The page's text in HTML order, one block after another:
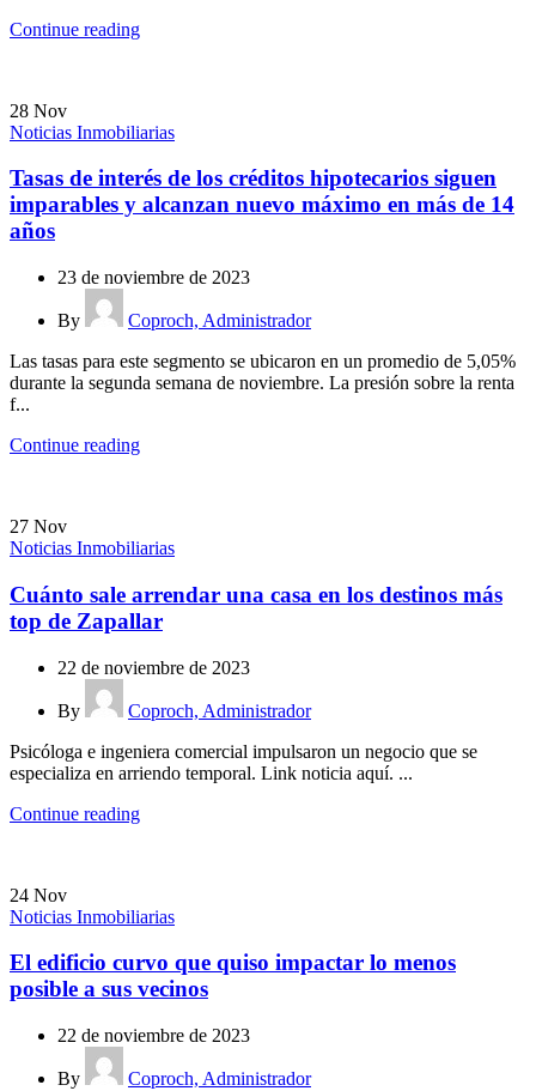
Continue reading
28 Nov
Noticias Inmobiliarias
Tasas de interés de los créditos hipotecarios siguen
imparables y alcanzan nuevo máximo en más de 14
años
23 de noviembre de 2023
By
Coproch, Administrador
Las tasas para este segmento se ubicaron en un promedio de 5,05%
durante la segunda semana de noviembre. La presión sobre la renta
f...
Continue reading
27 Nov
Noticias Inmobiliarias
Cuánto sale arrendar una casa en los destinos más
top de Zapallar
22 de noviembre de 2023
By
Coproch, Administrador
Psicóloga e ingeniera comercial impulsaron un negocio que se
especializa en arriendo temporal. Link noticia aquí. ...
Continue reading
24 Nov
Noticias Inmobiliarias
El edificio curvo que quiso impactar lo menos
posible a sus vecinos
22 de noviembre de 2023
By Coproch, Administrador